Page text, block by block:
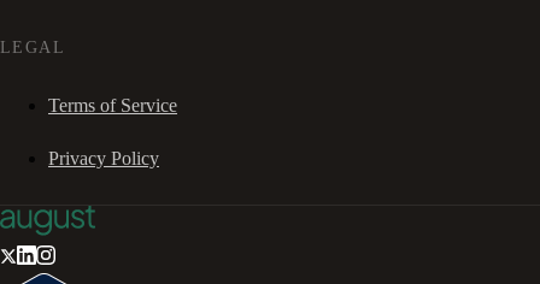
LEGAL
Terms of Service
Privacy Policy